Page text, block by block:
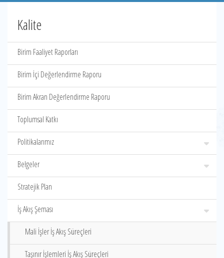
Kalite
Birim Faaliyet Raporları
Birim İçi Değerlendirme Raporu
Birim Akran Değerlendirme Raporu
Toplumsal Katkı
Politikalarımız
Belgeler
Stratejik Plan
İş Akış Şeması
Mali İşler İş Akış Süreçleri
Taşınır İşlemleri İş Akış Süreçleri